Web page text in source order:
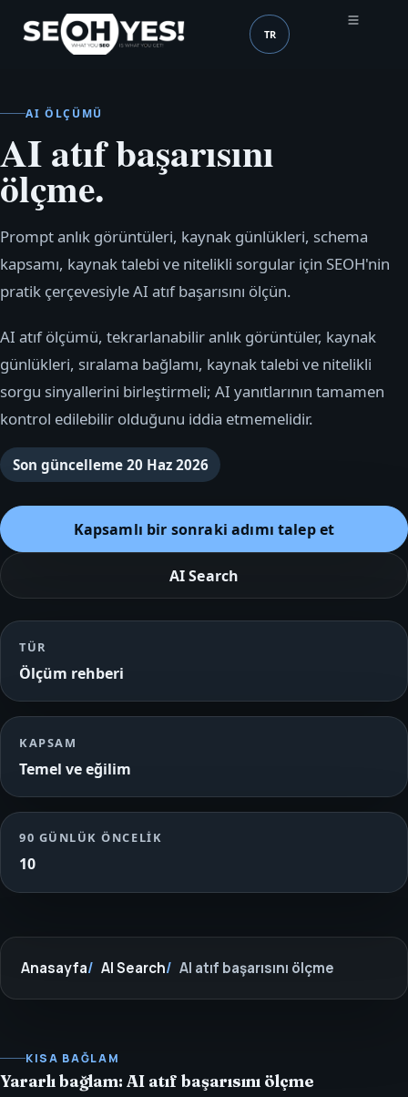
SEOH Dil (mobile header)
TR
AI ÖLÇÜMÜ
AI atıf başarısını
ölçme.
Prompt anlık görüntüleri, kaynak günlükleri, schema
kapsamı, kaynak talebi ve nitelikli sorgular için SEOH'nin
pratik çerçevesiyle AI atıf başarısını ölçün.
AI atıf ölçümü, tekrarlanabilir anlık görüntüler, kaynak
günlükleri, sıralama bağlamı, kaynak talebi ve nitelikli
sorgu sinyallerini birleştirmeli; AI yanıtlarının tamamen
kontrol edilebilir olduğunu iddia etmemelidir.
Son güncelleme 20 Haz 2026
Kapsamlı bir sonraki adımı talep et
AI Search
TÜR
Ölçüm rehberi
KAPSAM
Temel ve eğilim
90 GÜNLÜK ÖNCELIK
10
Anasayfa AI Search AI atıf başarısını ölçme
KISA BAĞLAM
Yararlı bağlam: AI atıf başarısını ölçme